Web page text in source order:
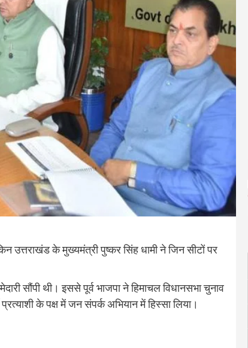
उत्तराखंड के मुख्यमंत्री पुष्कर सिंह धामी ने जिन सीटों पर
सौंपी थी। इससे पूर्व भाजपा ने हिमाचल विधानसभा चुनाव
के पक्ष में जन संपर्क अभियान में हिस्सा लिया।